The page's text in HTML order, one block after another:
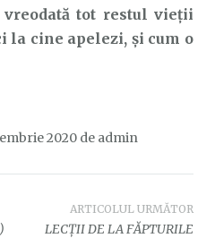
tot restul vieții
la cine apelezi, și cum o
2020 de admin
ARTICOLUL URMĂTOR
LECȚII DE LA FĂPTURILE